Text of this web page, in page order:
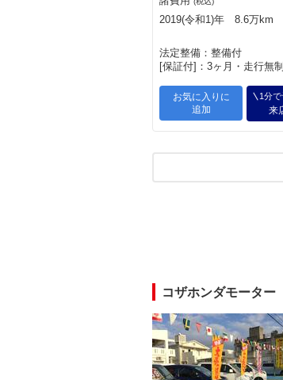
2019(令和1)年 8.6万km
法定整備：整備付
[保証付]：3ヶ月・走行無
お気に入りに
追加
1分
来
コザホンダモーター